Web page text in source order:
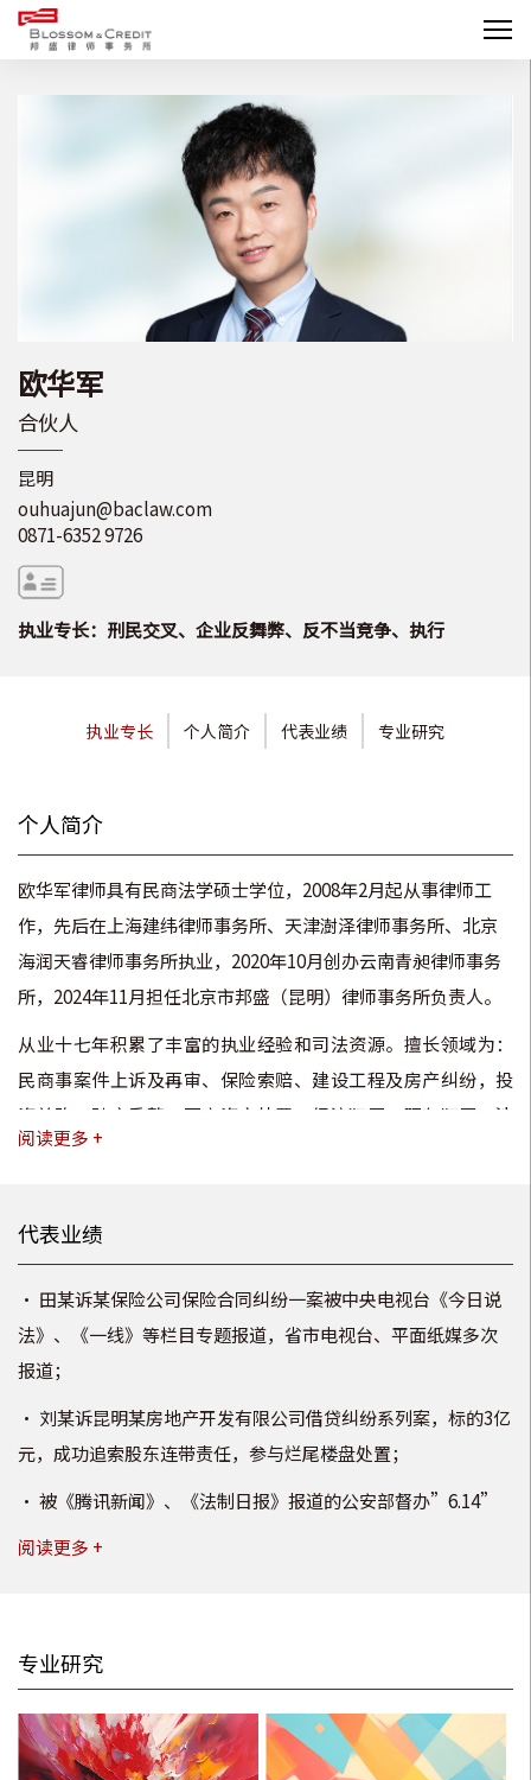
欧华军
合伙人
昆明
ouhuajun@baclaw.com
0871-6352 9726
执业专长：刑民交叉、企业反舞弊、反不当竞争、执行
执业专长 个人简介 代表业绩 专业研究
个人简介
欧华军律师具有民商法学硕士学位，2008年2月起从事律师工
作，先后在上海建纬律师事务所、天津澍泽律师事务所、北京
海润天睿律师事务所执业，2020年10月创办云南青昶律师事务
所，2024年11月担任北京市邦盛（昆明）律师事务所负责人。
从业十七年积累了丰富的执业经验和司法资源。擅长领域为：
民商事案件上诉及再审、保险索赔、建设工程及房产纠纷，投
资并购、破产重整、不良资产处置，经济犯罪、职务犯罪、涉
边犯罪刑事辩护及刑民交叉业务等。欧律师服务过的企业上百
次被新闻媒体及专业刊物报道。
阅读更多 +
代表业绩
• 田某诉某保险公司保险合同纠纷一案被中央电视台《今日说
法》、《一线》等栏目专题报道，省市电视台、平面纸媒多次
报道；
• 刘某诉昆明某房地产开发有限公司借贷纠纷系列案，标的3亿
元，成功追索股东连带责任，参与烂尾楼盘处置；
• 被《腾讯新闻》、《法制日报》报道的公安部督办”6.14”
缅北特大跨国赌博案，涉案3.6亿，成功为委托人争取缓刑；
阅读更多 +
专业研究